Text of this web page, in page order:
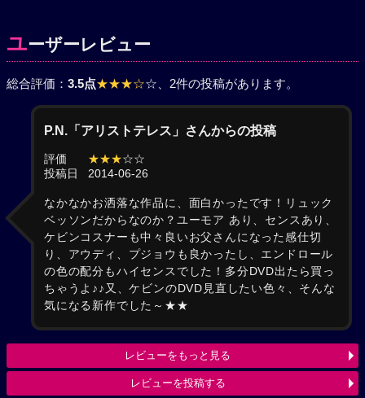
ユーザーレビュー
総合評価： 3.5点★★★☆☆ 、2件の投稿があります。
P.N.「アリストテレス」さんからの投稿
評価 ★★★☆☆
投稿日
2014-06-26
なかなかお洒落な作品に、面白かったです！リュック
ベッソンだからなのか？ユーモア あり、センスあり、
ケビンコスナーも中々良いお父さんになった感仕切
り、アウディ、プジョウも良かったし、エンドロール
の色の配分もハイセンスでした！多分DVD出たら買っ
ちゃうよ♪♪又、ケビンのDVD見直したい色々、そんな
気になる新作でした～★★
レビューをもっと見る
レビューを投稿する